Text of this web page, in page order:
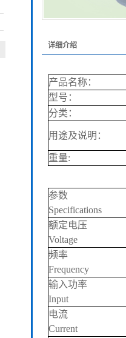
详细介绍
产品名称：
型号：
分类：
用途及说明：
重量:
参数
Specifications
额定电压
Voltage
频率
Frequency
输入功率
Input
电流
Current